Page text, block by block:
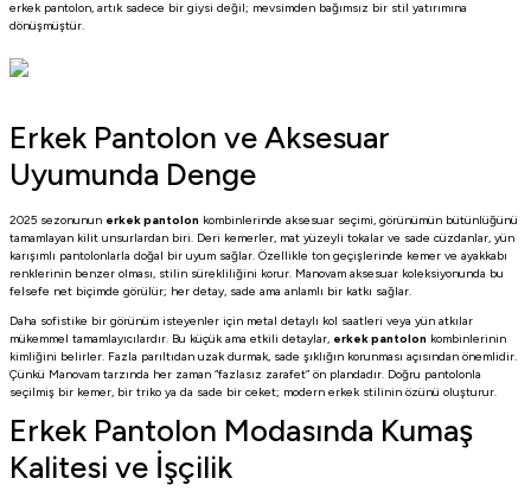
erkek pantolon, artık sadece bir giysi değil; mevsimden bağımsız bir stil yatırımına
dönüşmüştür.
Erkek Pantolon ve Aksesuar
Uyumunda Denge
2025 sezonunun erkek pantolon kombinlerinde aksesuar seçimi, görünümün bütünlüğünü
tamamlayan kilit unsurlardan biri. Deri kemerler, mat yüzeyli tokalar ve sade cüzdanlar, yün
karışımlı pantolonlarla doğal bir uyum sağlar. Özellikle ton geçişlerinde kemer ve ayakkabı
renklerinin benzer olması, stilin sürekliliğini korur. Manovam aksesuar koleksiyonunda bu
felsefe net biçimde görülür; her detay, sade ama anlamlı bir katkı sağlar.
Daha sofistike bir görünüm isteyenler için metal detaylı kol saatleri veya yün atkılar
mükemmel tamamlayıcılardır. Bu küçük ama etkili detaylar, erkek pantolon kombinlerinin
kimliğini belirler. Fazla parıltıdan uzak durmak, sade şıklığın korunması açısından önemlidir.
Çünkü Manovam tarzında her zaman “fazlasız zarafet” ön plandadır. Doğru pantolonla
seçilmiş bir kemer, bir triko ya da sade bir ceket; modern erkek stilinin özünü oluşturur.
Erkek Pantolon Modasında Kumaş
Kalitesi ve İşçilik